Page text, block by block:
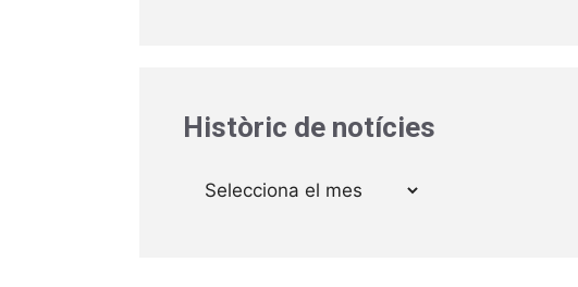
Històric de notícies
Arxius